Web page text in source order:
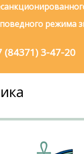
режима
(84371) 3-47-20